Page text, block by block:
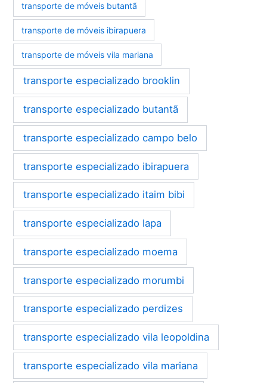
transporte de móveis butantã
transporte de móveis ibirapuera
transporte de móveis vila mariana
transporte especializado brooklin
transporte especializado butantã
transporte especializado campo belo
transporte especializado ibirapuera
transporte especializado itaim bibi
transporte especializado lapa
transporte especializado moema
transporte especializado morumbi
transporte especializado perdizes
transporte especializado vila leopoldina
transporte especializado vila mariana